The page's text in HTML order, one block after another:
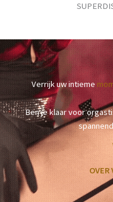
Verrijk uw intieme
Ben je klaar voor
OVER